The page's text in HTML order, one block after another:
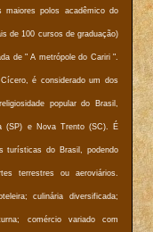
polos acadêmico do
de 100 cursos de graduação)
de " A metrópole do Cariri ".
é considerado um dos
popular do Brasil,
(SP) e Nova Trento (SC). É
turísticas do Brasil, podendo
terrestres ou aeroviários.
culinária diversificada;
comércio variado com